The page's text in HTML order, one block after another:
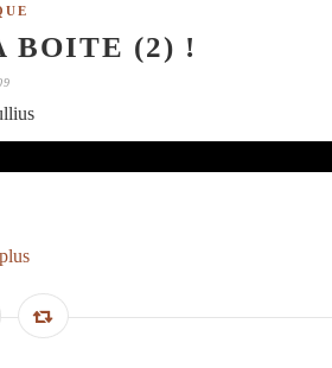
BOITE (2) !